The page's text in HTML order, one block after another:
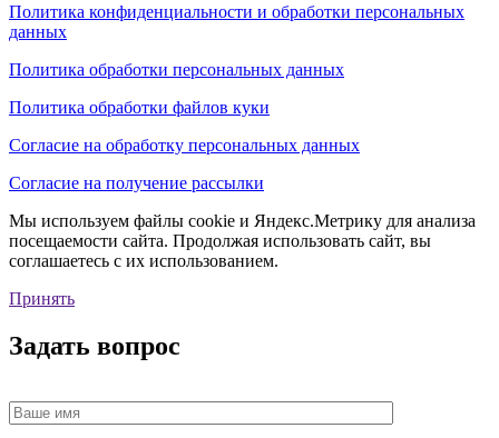
Политика конфиденциальности и обработки персональных
данных
Политика обработки персональных данных
Политика обработки файлов куки
Согласие на обработку персональных данных
Согласие на получение рассылки
Мы используем файлы cookie и Яндекс.Метрику для анализа
посещаемости сайта. Продолжая использовать сайт, вы
соглашаетесь с их использованием.
Принять
Задать вопрос